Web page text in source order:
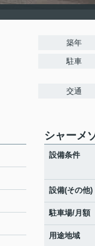
築年
駐車
交通
シャーメ
設備条件
設備(その他)
駐車場/月額
用途地域